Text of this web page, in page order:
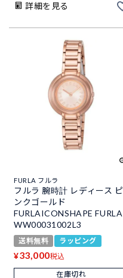
詳細を見る
FURLA フルラ
フルラ 腕時計 レディース ピ
ンクゴールド
FURLAICONSHAPE FURLA
WW00031002L3
送料無料 ラッピング
¥33,000税込
在庫切れ